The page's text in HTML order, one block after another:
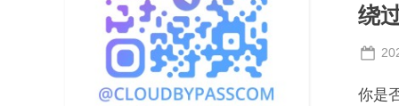
绕
你是